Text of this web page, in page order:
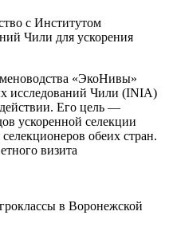
с Институтом
Чили для ускорения
«ЭкоНивы»
исследований Чили (INIA)
Его цель —
ускоренной селекции
обеих стран.
визита